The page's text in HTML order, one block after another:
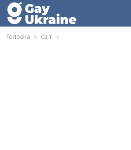
Головна Світ